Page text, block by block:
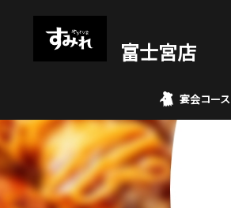
富士宮店
宴会コース